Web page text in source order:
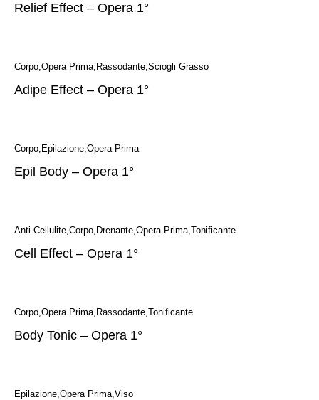
Relief Effect – Opera 1°
Corpo Opera Prima Rassodante Sciogli Grasso
Adipe Effect – Opera 1°
Corpo Epilazione Opera Prima
Epil Body – Opera 1°
Anti Cellulite Corpo Drenante Opera Prima Tonificante
Cell Effect – Opera 1°
Corpo Opera Prima Rassodante Tonificante
Body Tonic – Opera 1°
Epilazione Opera Prima Viso